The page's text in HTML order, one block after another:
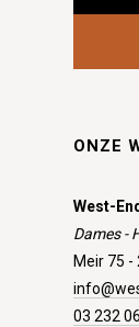
ONZE
West-
Dames -
Meir 75
03 232